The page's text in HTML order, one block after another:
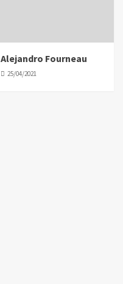
Alejandro Fourneau
25/04/2021